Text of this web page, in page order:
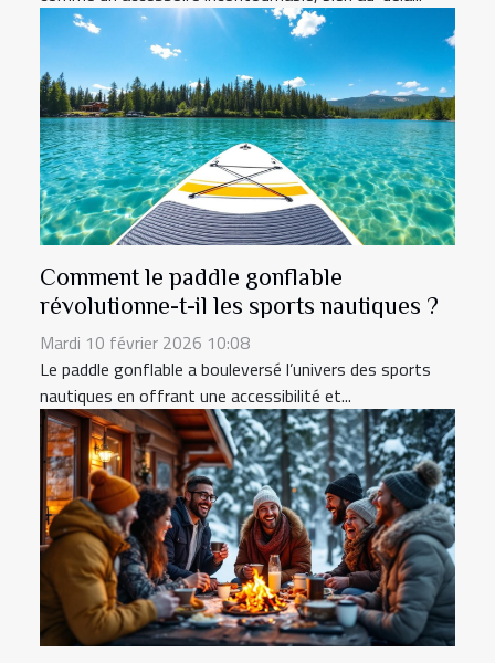
Comment le paddle gonflable
révolutionne-t-il les sports nautiques ?
Mardi 10 février 2026 10:08
Le paddle gonflable a bouleversé l’univers des sports
nautiques en offrant une accessibilité et...